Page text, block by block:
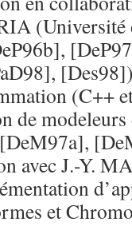
(Université
(C++
de
avec J.-Y.
et